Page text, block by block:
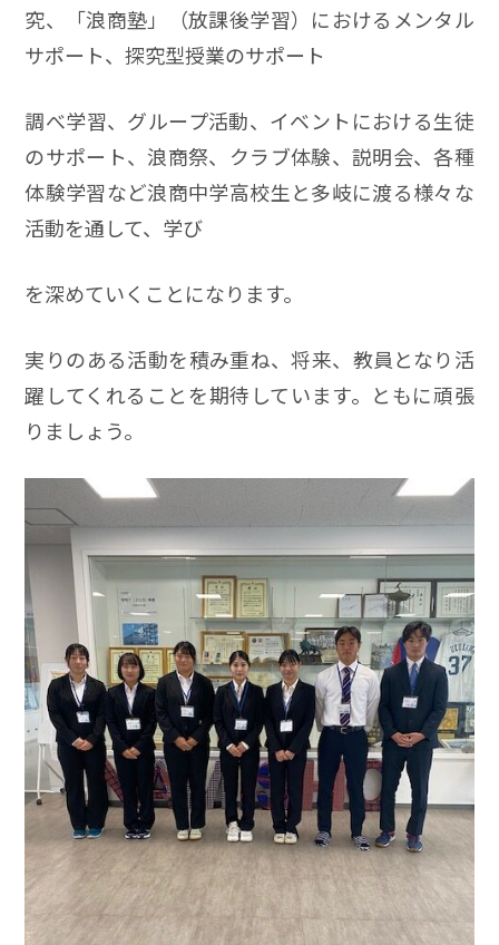
究、「浪商塾」（放課後学習）におけるメンタル
サポート、探究型授業のサポート
調べ学習、グループ活動、イベントにおける生徒
のサポート、浪商祭、クラブ体験、説明会、各種
体験学習など浪商中学高校生と多岐に渡る様々な
活動を通して、学び
を深めていくことになります。
実りのある活動を積み重ね、将来、教員となり活
躍してくれることを期待しています。ともに頑張
りましょう。